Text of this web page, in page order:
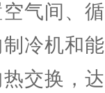
气间、
冷机和
交换，